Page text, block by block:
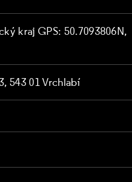
kraj GPS: 50.7093806N,
543 01 Vrchlabí